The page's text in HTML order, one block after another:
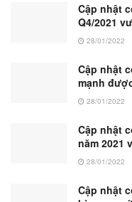
Cập nhật
Q4/2021
28/01/2022
Cập nhật
mạnh
28/01/2022
Cập nhật
năm 2021
28/01/2022
Cập nhật